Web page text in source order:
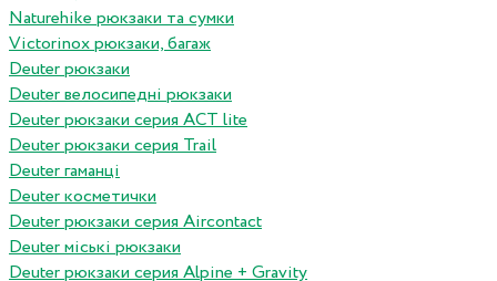
Naturehike рюкзаки та сумки
Victorinox рюкзаки, багаж
Deuter рюкзаки
Deuter велосипедні рюкзаки
Deuter рюкзаки серия ACT lite
Deuter рюкзаки серия Trail
Deuter гаманці
Deuter косметички
Deuter рюкзаки серия Aircontact
Deuter міські рюкзаки
Deuter рюкзаки серия Alpine + Gravity